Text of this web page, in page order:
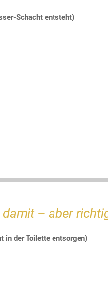
Schacht entsteht)
– aber
in der Toilette entsorgen)